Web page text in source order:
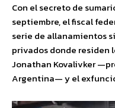
Con el secreto de
septiembre, el fiscal
serie de allanamientos
privados donde residen
Jonathan Kovalivker
Argentina— y el